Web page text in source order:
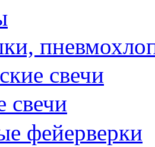
свечи
свечи
фейерверки